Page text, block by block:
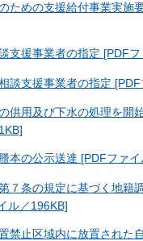
ための支援給付事業実施
支援事業者の指定 [PDF
談支援事業者の指定
供用及び下水の処理を開
本の公示送達 [PDFファイ
７条の規定に基づく地籍
ル／196KB]
禁止区域内に放置された